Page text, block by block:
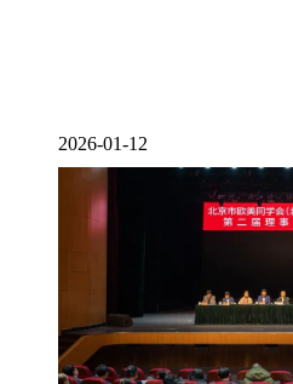
2026-01-12